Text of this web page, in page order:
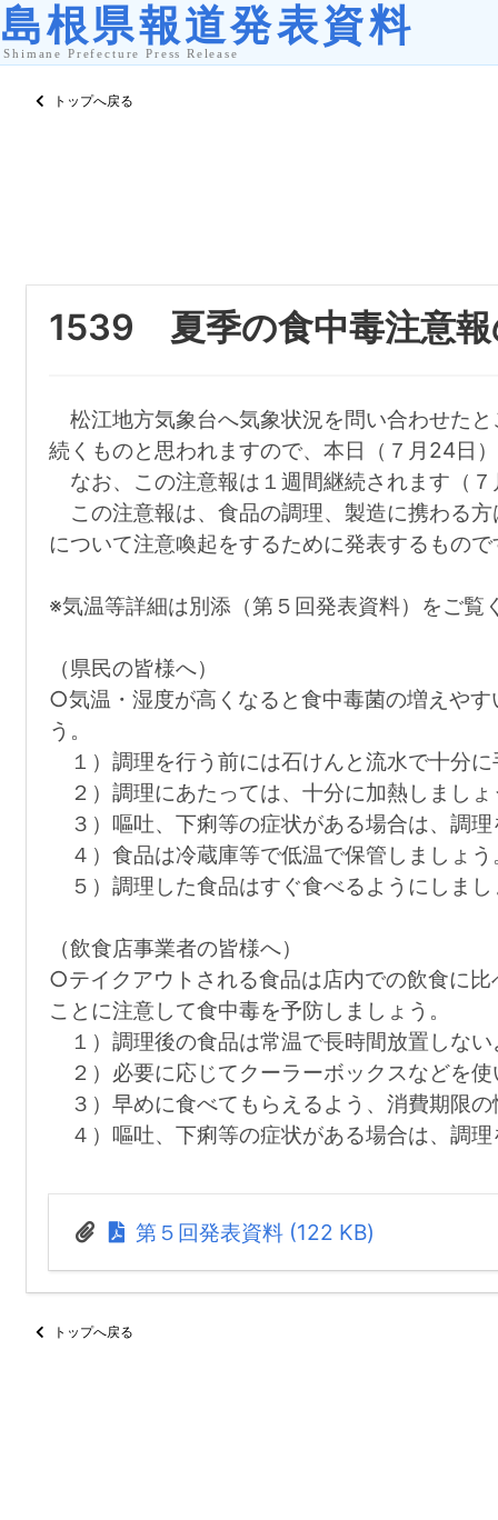
トップへ戻る
1539 夏季の食中毒注意報
松江地方気象台へ気象状況を問い合わせた
続くものと思われますので、本日（７月24日
なお、この注意報は１週間継続されます（
この注意報は、食品の調理、製造に携わる
について注意喚起をするために発表するもので
※気温等詳細は別添（第５回発表資料）をご覧
（県民の皆様へ）
○気温・湿度が高くなると食中毒菌の増えや
う。
１）調理を行う前には石けんと流水で十分
２）調理にあたっては、十分に加熱しましょ
３）嘔吐、下痢等の症状がある場合は、調
４）食品は冷蔵庫等で低温で保管しましょう
５）調理した食品はすぐ食べるようにしまし
（飲食店事業者の皆様へ）
○テイクアウトされる食品は店内での飲食に
ことに注意して食中毒を予防しましょう。
１）調理後の食品は常温で長時間放置しな
２）必要に応じてクーラーボックスなどを
３）早めに食べてもらえるよう、消費期限
４）嘔吐、下痢等の症状がある場合は、調
第５回発表資料 (122 KB)
トップへ戻る